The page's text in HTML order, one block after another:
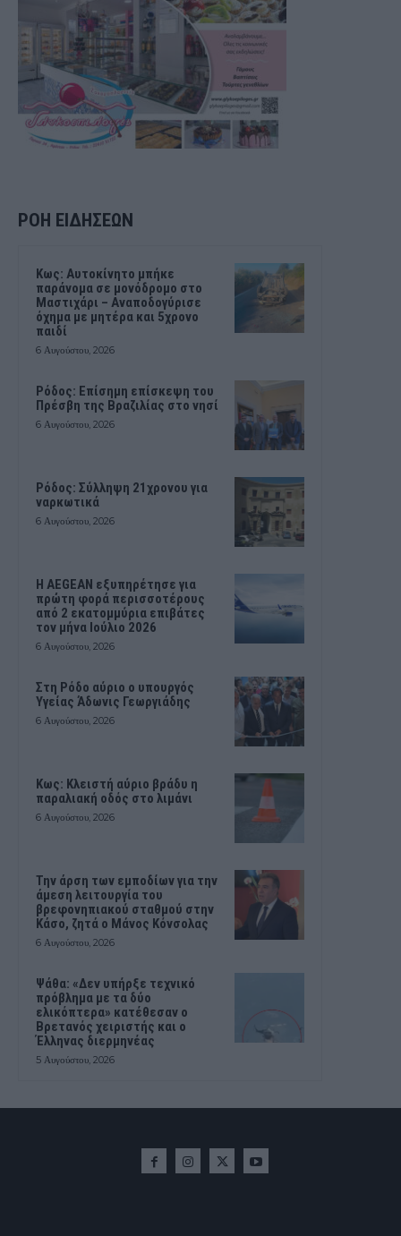
ΡΟΗ ΕΙΔΗΣΕΩΝ
Kως: Αυτοκίνητο μπήκε
παράνομα σε μονόδρομο στο
Μαστιχάρι – Αναποδογύρισε
όχημα με μητέρα και 5χρονο
παιδί
6 Αυγούστου, 2026
Ρόδος: Επίσημη επίσκεψη του
Πρέσβη της Βραζιλίας στο νησί
6 Αυγούστου, 2026
Ρόδος: Σύλληψη 21χρονου για
ναρκωτικά
6 Αυγούστου, 2026
Η AEGEAN εξυπηρέτησε για
πρώτη φορά περισσοτέρους
από 2 εκατομμύρια επιβάτες
τον μήνα Ιούλιο 2026
6 Αυγούστου, 2026
Στη Ρόδο αύριο ο υπουργός
Υγείας Άδωνις Γεωργιάδης
6 Αυγούστου, 2026
Κως: Κλειστή αύριο βράδυ η
παραλιακή οδός στο λιμάνι
6 Αυγούστου, 2026
Την άρση των εμποδίων για την
άμεση λειτουργία του
βρεφονηπιακού σταθμού στην
Κάσο, ζητά ο Μάνος Κόνσολας
6 Αυγούστου, 2026
Ψάθα: «Δεν υπήρξε τεχνικό
πρόβλημα με τα δύο
ελικόπτερα» κατέθεσαν ο
Βρετανός χειριστής και ο
Έλληνας διερμηνέας
5 Αυγούστου, 2026